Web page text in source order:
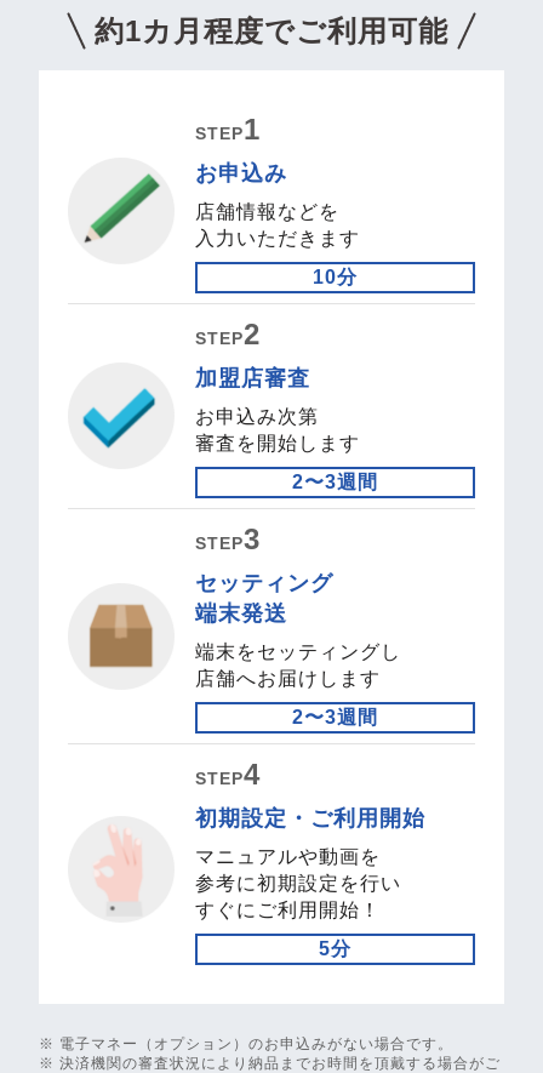
約1カ月程度でご利⽤可能
STEP1
お申込み
10分
店舗情報などを
入力いただきます
STEP2
加盟店審査
2〜3週間
お申込み次第
審査を開始します
STEP3
セッティング
端末発送
2〜3週間
端末をセッティングし
店舗へお届けします
STEP4
初期設定・ご利用開始
5分
マニュアルや動画を
参考に初期設定を行い
すぐにご利用開始！
※ 電子マネー（オプション）のお申込みがない場合です。
※ 決済機関の審査状況により納品までお時間を頂戴する場合がご